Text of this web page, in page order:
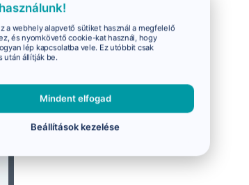
a webhely alapvető sütiket használ a megfelelő
és nyomkövető cookie-kat használ, hogy
lép kapcsolatba vele. Ez utóbbit csak
után állítják be.
Mindent elfogad
Beállítások kezelése